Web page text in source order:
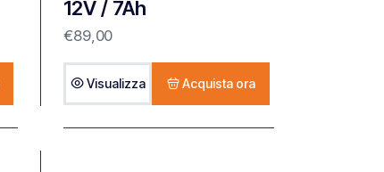
12V / 7Ah
€89,00
Visualizza Acquista ora